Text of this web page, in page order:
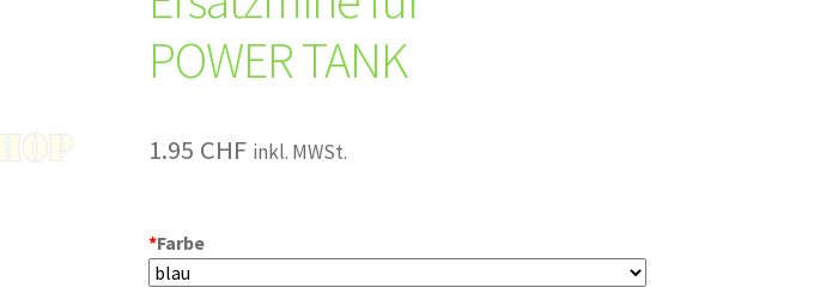
POWER TANK
1.95 CHF inkl. MWSt.
*Farbe